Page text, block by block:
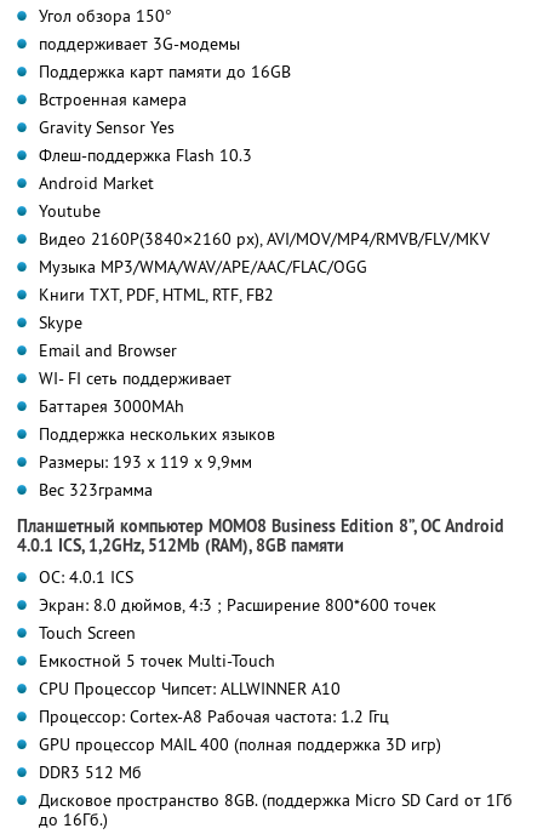
Угол обзора 150°
поддерживает 3G-модемы
Поддержка карт памяти до 16GB
Встроенная камера
Gravity Sensor Yes
Флеш-поддержка Flash 10.3
Android Market
Youtube
Видео 2160P(3840×2160 px), AVI/MOV/MP4/RMVB/FLV/MKV
Музыка MP3/WMA/WAV/APE/AAC/FLAC/OGG
Книги TXT, PDF, HTML, RTF, FB2
Skype
Email and Browser
WI- FI сеть поддерживает
Баттарея 3000MAh
Поддержка нескольких языков
Размеры: 193 x 119 x 9,9мм
Вес 323грамма
Планшетный компьютер MOMO8 Business Edition 8”, ОС Android
4.0.1 ICS, 1,2GHz, 512Mb (RAM), 8GB памяти
ОС: 4.0.1 ICS
Экран: 8.0 дюймов, 4:3 ; Расширение 800*600 точек
Touch Screen
Емкостной 5 точек Multi-Touch
CPU Процессор Чипсет: ALLWINNER A10
Процессор: Cortex-A8 Рабочая частота: 1.2 Ггц
GPU процессор MAIL 400 (полная поддержка 3D игр)
DDR3 512 Мб
Дисковое пространство 8GB. (поддержка Micro SD Card от 1Гб
до 16Гб.)